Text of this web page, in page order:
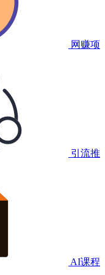
网赚项
引流推
AI课程